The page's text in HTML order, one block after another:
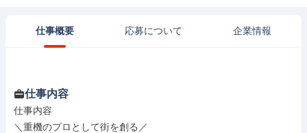
仕事概要 応募について 企業情報
仕事内容
仕事内容
＼重機のプロとして街を創る／